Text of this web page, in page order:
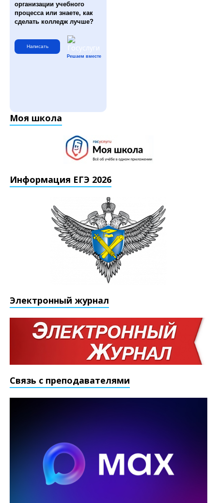
организации учебного
процесса или знаете, как
сделать колледж лучше?
Написать
Решаем вместе
Моя школа
Информация ЕГЭ 2026
Электронный журнал
Связь с преподавателями